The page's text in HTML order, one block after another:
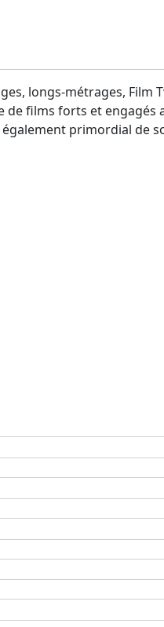
longs-métrages, Film
de films forts et engagés
primordial de